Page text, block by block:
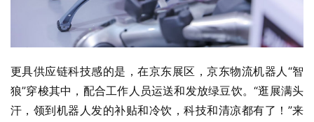
更具供应链科技感的是，在京东展区，京东物流机器人“智
狼”穿梭其中，配合工作人员运送和发放绿豆饮。“逛展满头
汗，领到机器人发的补贴和冷饮，科技和清凉都有了！”来